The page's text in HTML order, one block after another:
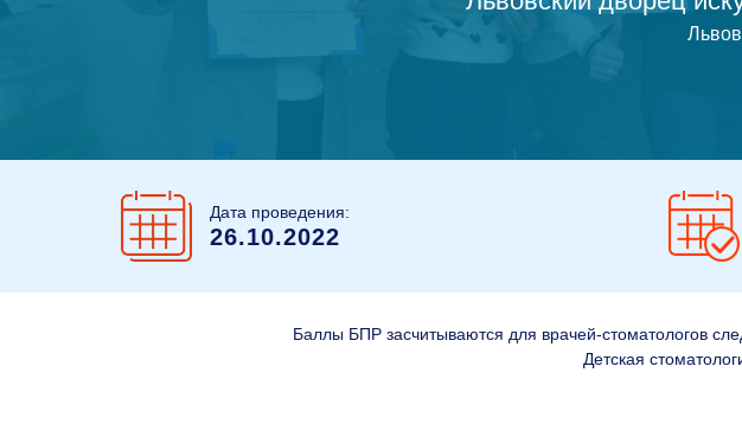
Львов
Дата проведения:
26.10.2022
Баллы БПР засчитываются для врачей-стоматологов
Детская